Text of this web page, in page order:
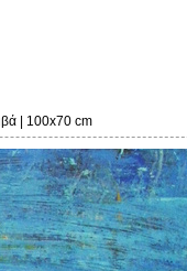
| 100x70 cm